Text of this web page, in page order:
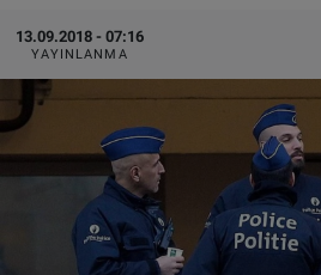
13.09.2018 - 07:16
YAYINLANMA
SAĞLIK - YAŞAM
BİLİM-TEKNOLOJİ
BİLİM-TEKNOLOJİ
SAĞLIK
FOTO GALERİ
VIDEO GALERİ
Son Dakika Haberleri
Haber Arşivi